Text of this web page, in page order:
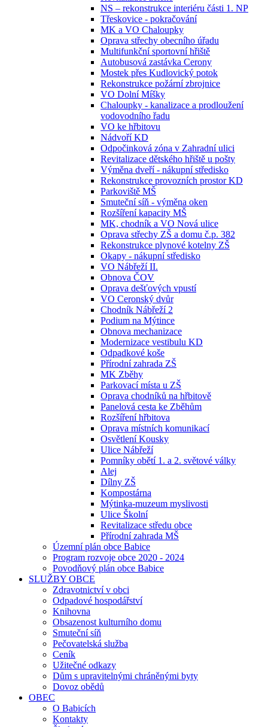
NS – rekonstrukce interiéru části 1. NP
Třeskovice - pokračování
MK a VO Chaloupky
Oprava střechy obecního úřadu
Multifunkční sportovní hřiště
Autobusová zastávka Cerony
Mostek přes Kudlovický potok
Rekonstrukce požární zbrojnice
VO Dolní Míšky
Chaloupky - kanalizace a prodloužení
vodovodního řadu
VO ke hřbitovu
Nádvoří KD
Odpočinková zóna v Zahradní ulici
Revitalizace dětského hřiště u pošty
Výměna dveří - nákupní středisko
Rekonstrukce provozních prostor KD
Parkoviště MŠ
Smuteční síň - výměna oken
Rozšíření kapacity MŠ
MK, chodník a VO Nová ulice
Oprava střechy ZŠ a domu č.p. 382
Rekonstrukce plynové kotelny ZŠ
Okapy - nákupní středisko
VO Nábřeží II.
Obnova ČOV
Oprava dešťových vpustí
VO Ceronský dvůr
Chodník Nábřeží 2
Podium na Mýtince
Obnova mechanizace
Modernizace vestibulu KD
Odpadkové koše
Přírodní zahrada ZŠ
MK Zběhy
Parkovací místa u ZŠ
Oprava chodníků na hřbitově
Panelová cesta ke Zběhům
Rozšíření hřbitova
Oprava místních komunikací
Osvětlení Kousky
Ulice Nábřeží
Pomníky obětí 1. a 2. světové války
Alej
Dílny ZŠ
Kompostárna
Mýtinka-muzeum myslivosti
Ulice Školní
Revitalizace středu obce
Přírodní zahrada MŠ
Územní plán obce Babice
Program rozvoje obce 2020 - 2024
Povodňový plán obce Babice
SLUŽBY OBCE
Zdravotnictví v obci
Odpadové hospodářství
Knihovna
Obsazenost kulturního domu
Smuteční síň
Pečovatelská služba
Ceník
Užitečné odkazy
Dům s upravitelnými chráněnými byty
Dovoz obědů
OBEC
O Babicích
Kontakty